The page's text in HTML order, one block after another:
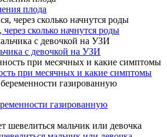
плода
сколько начнутся роды
с девочкой на УЗИ
при месячных и какие симптомы
газированную